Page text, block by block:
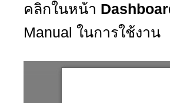
คลิกในหน้า
Manual ในการใช้งาน